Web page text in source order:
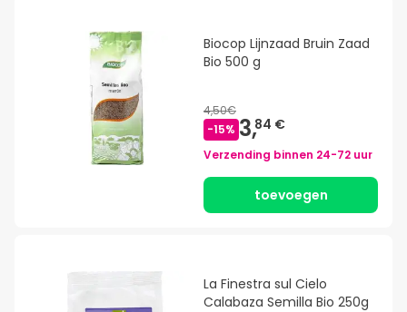
Biocop Lijnzaad Bruin Zaad
Bio 500 g
4,50€
-15% 3,84 €
Verzending binnen 24-72 uur
toevoegen
La Finestra sul Cielo
Calabaza Semilla Bio 250g